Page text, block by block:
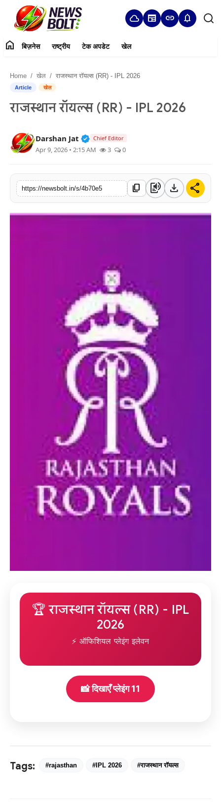
cloud newspaper link notifications
Home
बिज़नेस
राष्ट्रीय
टेक अपडेट
खेल
हमारे बारे में
home बिज़नेस राष्ट्रीय टेक अपडेट खेल
Home खेल राजस्थान रॉयल्स (RR) - IPL 2026
Article खेल
राजस्थान रॉयल्स (RR) - IPL 2026
Darshan Jat Verified Public Figure • 05 Aug,
Chief Editor
Apr 9, 2026 • 2:15 AM 3 0
https://newsbolt.in/s/4b70e5 content_copy text_to_speech download share
🏆 राजस्थान रॉयल्स (RR) - IPL
2026
⚡ ऑफिशियल प्लेइंग इलेवन
📸 दिखाएँ प्लेइंग 11
Tags: #rajasthan #IPL 2026 #राजस्थान रॉयल्स